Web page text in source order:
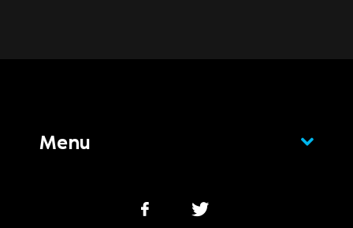
Menu